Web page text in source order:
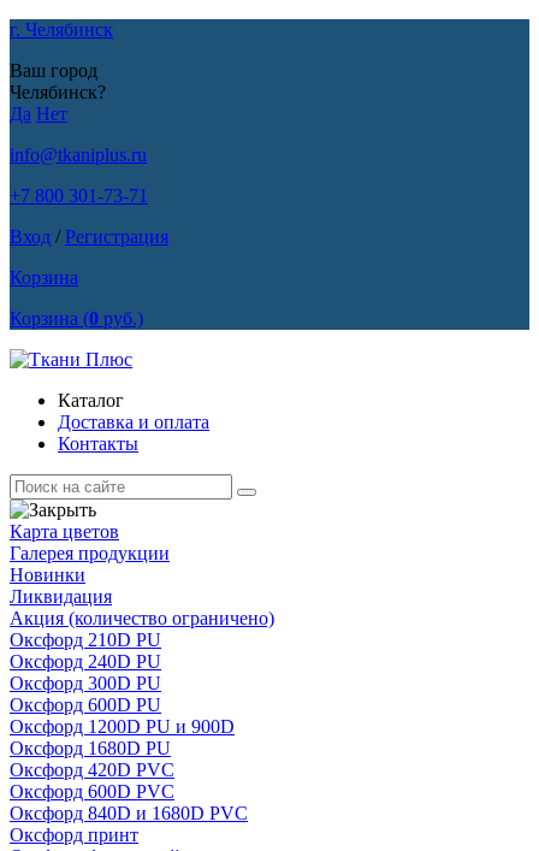
г. Челябинск
Ваш город
Челябинск?
Да Нет
info@tkaniplus.ru
+7 800 301-73-71
Вход /Регистрация
Корзина
Корзина (0 руб.)
Каталог
Доставка и оплата
Контакты
Карта цветов
Галерея продукции
Новинки
Ликвидация
Акция (количество ограничено)
Оксфорд 210D PU
Оксфорд 240D PU
Оксфорд 300D PU
Оксфорд 600D PU
Оксфорд 1200D PU и 900D
Оксфорд 1680D PU
Оксфорд 420D PVC
Оксфорд 600D PVC
Оксфорд 840D и 1680D PVC
Оксфорд принт